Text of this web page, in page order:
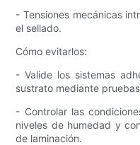
- Tensiones mecánicas
el sellado.
Cómo evitarlos:
- Valide los sistemas
sustrato mediante
- Controlar las
niveles de humedad y
de laminación.